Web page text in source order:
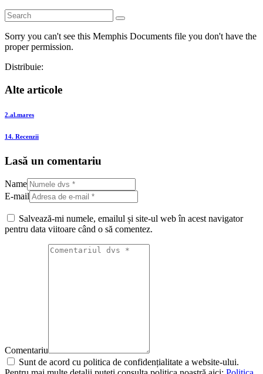
Sorry you can't see this Memphis Documents file you don't have the
proper permission.
Distribuie:
Alte articole
2.al.mares
14. Recenzii
Lasă un comentariu
Name
E-mail
Salvează-mi numele, emailul și site-ul web în acest navigator
pentru data viitoare când o să comentez.
Comentariu
Sunt de acord cu politica de confidențialitate a website-ului.